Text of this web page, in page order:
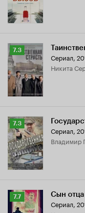
Рейтинг
Кинопоиска
7.3
7.3
Сериал,
Никита
Рейтинг
Кинопоиска
7.3
7.3
Сериал,
Владимир
Рейтинг
Кинопоиска
7.7 Сын
Сериал,